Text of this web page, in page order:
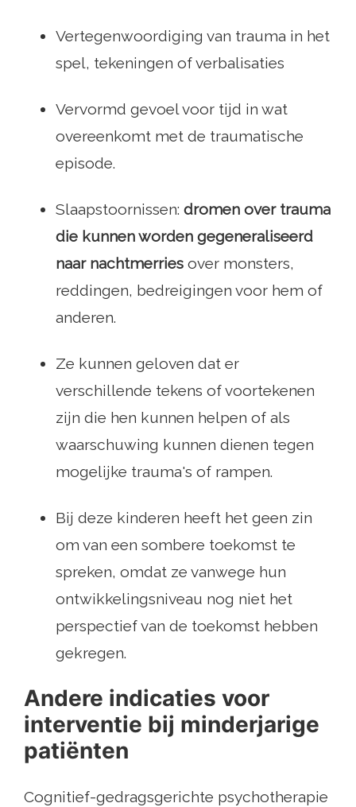
Vertegenwoordiging van trauma in het
spel, tekeningen of verbalisaties
Vervormd gevoel voor tijd in wat
overeenkomt met de traumatische
episode.
Slaapstoornissen: dromen over trauma
die kunnen worden gegeneraliseerd
naar nachtmerries over monsters,
reddingen, bedreigingen voor hem of
anderen.
Ze kunnen geloven dat er
verschillende tekens of voortekenen
zijn die hen kunnen helpen of als
waarschuwing kunnen dienen tegen
mogelijke trauma's of rampen.
Bij deze kinderen heeft het geen zin
om van een sombere toekomst te
spreken, omdat ze vanwege hun
ontwikkelingsniveau nog niet het
perspectief van de toekomst hebben
gekregen.
Andere indicaties voor
interventie bij minderjarige
patiënten
Cognitief-gedragsgerichte psychotherapie